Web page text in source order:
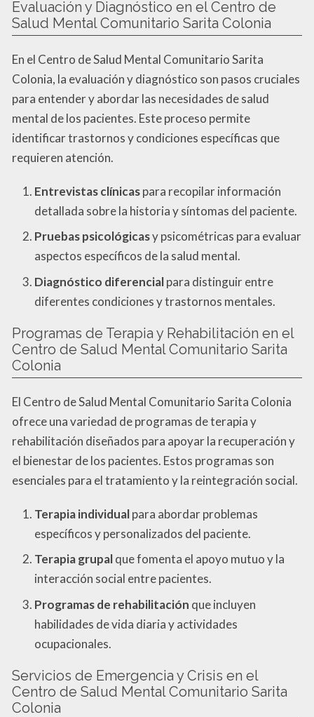
Evaluación y Diagnóstico en el Centro de
Salud Mental Comunitario Sarita Colonia
En el Centro de Salud Mental Comunitario Sarita
Colonia, la evaluación y diagnóstico son pasos cruciales
para entender y abordar las necesidades de salud
mental de los pacientes. Este proceso permite
identificar trastornos y condiciones específicas que
requieren atención.
Entrevistas clínicaspara recopilar información
detallada sobre la historia y síntomas del paciente.
Pruebas psicológicasy psicométricas para evaluar
aspectos específicos de la salud mental.
Diagnóstico diferencialpara distinguir entre
diferentes condiciones y trastornos mentales.
Programas de Terapia y Rehabilitación en el
Centro de Salud Mental Comunitario Sarita
Colonia
El Centro de Salud Mental Comunitario Sarita Colonia
ofrece una variedad de programas de terapia y
rehabilitación diseñados para apoyar la recuperación y
el bienestar de los pacientes. Estos programas son
esenciales para el tratamiento y la reintegración social.
Terapia individualpara abordar problemas
específicos y personalizados del paciente.
Terapia grupalque fomenta el apoyo mutuo y la
interacción social entre pacientes.
Programas de rehabilitación que incluyen
habilidades de vida diaria y actividades
ocupacionales.
Servicios de Emergencia y Crisis en el
Centro de Salud Mental Comunitario Sarita
Colonia